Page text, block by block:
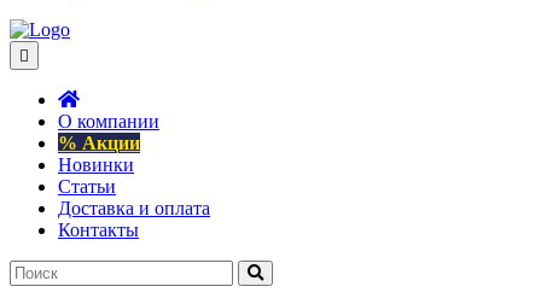
О компании
% Акции
Новинки
Статьи
Доставка и оплата
Контакты